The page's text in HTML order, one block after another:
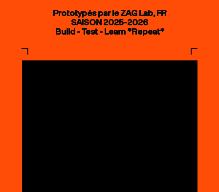
Prototypés par le ZAG Lab, FR
SAISON 2025-2026
Build - Test - Learn *Repeat*